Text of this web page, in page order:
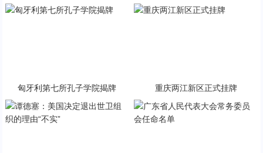
匈牙利第七所孔子学院揭牌 重庆两江新区正式挂牌